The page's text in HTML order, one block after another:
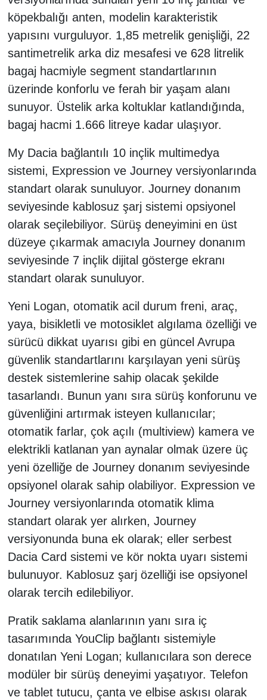
köpekbalığı anten, modelin karakteristik
yapısını vurguluyor. 1,85 metrelik genişliği, 22
santimetrelik arka diz mesafesi ve 628 litrelik
bagaj hacmiyle segment standartlarının
üzerinde konforlu ve ferah bir yaşam alanı
sunuyor. Üstelik arka koltuklar katlandığında,
bagaj hacmi 1.666 litreye kadar ulaşıyor.
My Dacia bağlantılı 10 inçlik multimedya
sistemi, Expression ve Journey versiyonlarında
standart olarak sunuluyor. Journey donanım
seviyesinde kablosuz şarj sistemi opsiyonel
olarak seçilebiliyor. Sürüş deneyimini en üst
düzeye çıkarmak amacıyla Journey donanım
seviyesinde 7 inçlik dijital gösterge ekranı
standart olarak sunuluyor.
Yeni Logan, otomatik acil durum freni, araç,
yaya, bisikletli ve motosiklet algılama özelliği ve
sürücü dikkat uyarısı gibi en güncel Avrupa
güvenlik standartlarını karşılayan yeni sürüş
destek sistemlerine sahip olacak şekilde
tasarlandı. Bunun yanı sıra sürüş konforunu ve
güvenliğini artırmak isteyen kullanıcılar;
otomatik farlar, çok açılı (multiview) kamera ve
elektrikli katlanan yan aynalar olmak üzere üç
yeni özelliğe de Journey donanım seviyesinde
opsiyonel olarak sahip olabiliyor. Expression ve
Journey versiyonlarında otomatik klima
standart olarak yer alırken, Journey
versiyonunda buna ek olarak; eller serbest
Dacia Card sistemi ve kör nokta uyarı sistemi
bulunuyor. Kablosuz şarj özelliği ise opsiyonel
olarak tercih edilebiliyor.
Pratik saklama alanlarının yanı sıra iç
tasarımında YouClip bağlantı sistemiyle
donatılan Yeni Logan; kullanıcılara son derece
modüler bir sürüş deneyimi yaşatıyor. Telefon
ve tablet tutucu, çanta ve elbise askısı olarak